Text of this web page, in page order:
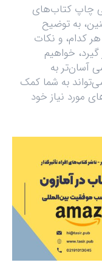
چاپ کتاب‌های
به توضیح
کدام، و نکات
خواهیم
آسان‌تر به
به شما کمک
مورد نیاز خود